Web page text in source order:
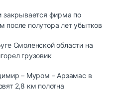
закрывается фирма по
после полутора лет убытков
Смоленской области на
грузовик
– Муром – Арзамас в
2,8 км полотна